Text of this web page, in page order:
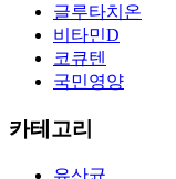
글루타치온
비타민D
코큐텐
국민영양
카테고리
유산균